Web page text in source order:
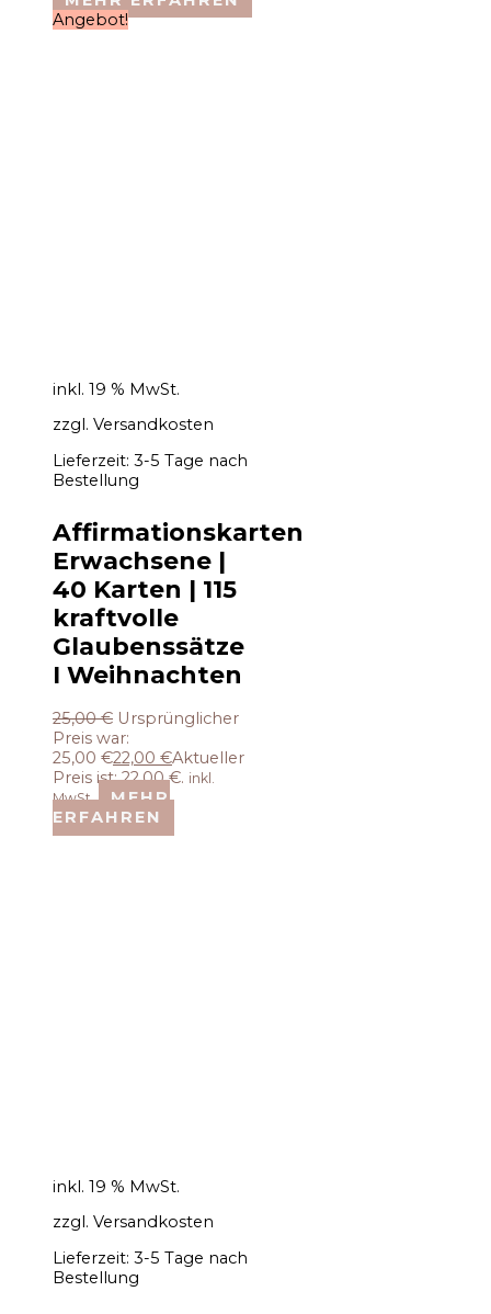
Angebot!
inkl. 19 % MwSt.
zzgl. Versandkosten
Lieferzeit: 3-5 Tage nach
Bestellung
Affirmationskarten
Erwachsene |
40 Karten | 115
kraftvolle
Glaubenssätze
I Weihnachten
25,00€ Ursprünglicher
Preis war:
25,00 €22,00 €Aktueller
Preis ist: 22,00 €. inkl.
MwSt.
MEHR
ERFAHREN
inkl. 19 % MwSt.
zzgl. Versandkosten
Lieferzeit: 3-5 Tage nach
Bestellung